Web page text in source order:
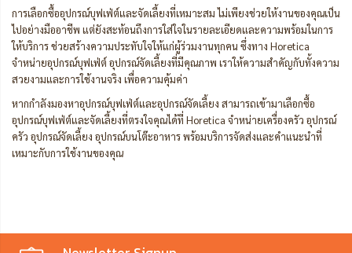
การเลือกซื้ออุปกรณ์บุฟเฟ่ต์และจัดเลี้ยงที่เหมาะสม ไม่เพียงช่วยให้งานของคุณเป็น
ไปอย่างมืออาชีพ แต่ยังสะท้อนถึงการใส่ใจในรายละเอียดและความพร้อมในการ
ให้บริการ ช่วยสร้างความประทับใจให้แก่ผู้ร่วมงานทุกคน ซึ่งทาง Horetica
จำหน่ายอุปกรณ์บุฟเฟ่ต์ อุปกรณ์จัดเลี้ยงที่มีคุณภาพ เราให้ความสำคัญกับทั้งความ
สวยงามและการใช้งานจริง เพื่อความคุ้มค่า
หากกำลังมองหาอุปกรณ์บุฟเฟ่ต์และอุปกรณ์จัดเลี้ยง สามารถเข้ามาเลือกซื้อ
อุปกรณ์บุฟเฟ่ต์และจัดเลี้ยงที่ตรงใจคุณได้ที่ Horetica จำหน่ายเครื่องครัว อุปกรณ์
ครัว อุปกรณ์จัดเลี้ยง อุปกรณ์บนโต๊ะอาหาร พร้อมบริการจัดส่งและคำแนะนำที่
เหมาะกับการใช้งานของคุณ